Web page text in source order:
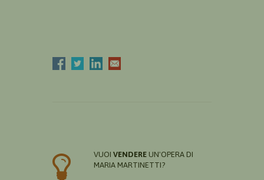
VUOI VENDERE UN'OPERA DI
MARIA MARTINETTI?